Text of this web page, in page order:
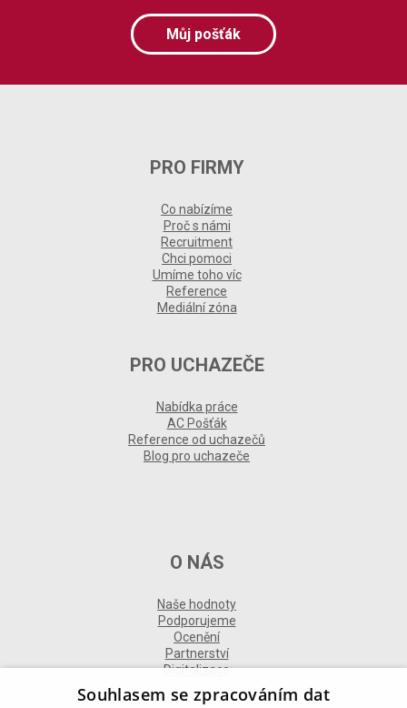
Můj pošťák
PRO FIRMY
Co nabízíme
Proč s námi
Recruitment
Chci pomoci
Umíme toho víc
Reference
Mediální zóna
PRO UCHAZEČE
Nabídka práce
AC Pošťák
Reference od uchazečů
Blog pro uchazeče
O NÁS
Naše hodnoty
Podporujeme
Ocenění
Partnerství
Digitalizace
Souhlasem se zpracováním dat